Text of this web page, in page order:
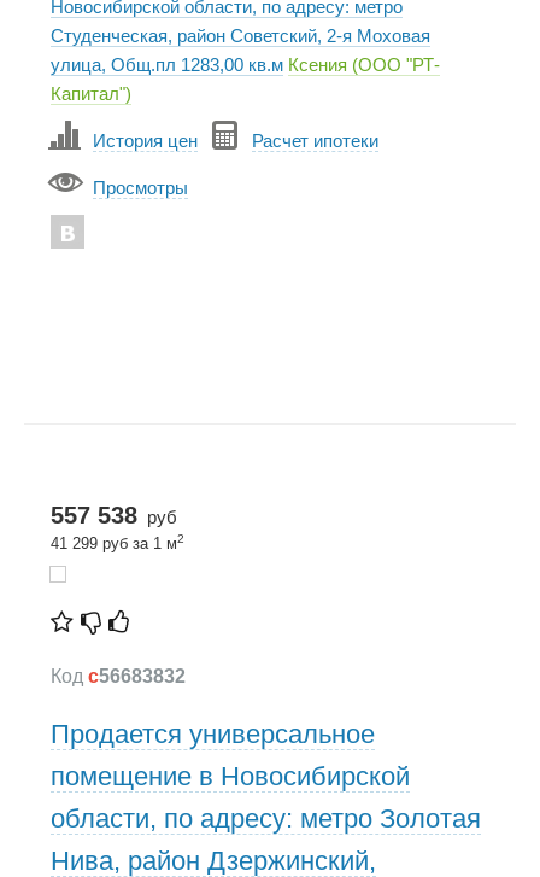
Новосибирской области, по адресу: метро
Студенческая, район Советский, 2-я Моховая
улица, Общ.пл 1283,00 кв.м Ксения (ООО "РТ-
Капитал")
История цен Расчет ипотеки
Просмотры
557 538 руб
41 299 руб за 1 м2
Код c56683832
Продается универсальное
помещение в Новосибирской
области, по адресу: метро Золотая
Нива, район Дзержинский,